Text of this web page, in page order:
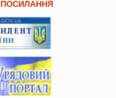
ПОСИЛАННЯ